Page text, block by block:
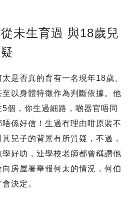
未生育過 與18歲兒
是否真的育有一名現年18歲、
以身體特徵作為判斷依據。他
個，你生過細路，啲器官唔同
係好信！生過冇理由咁原裝不
兒子的背景有所質疑，不過，
好叻，連學校老師都曾稱讚他
房屋署舉報何太的情況，何伯
決定。